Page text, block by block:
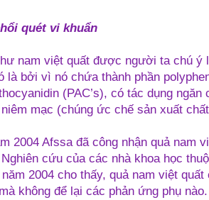
quét vi khuẩn
nam việt quất được người ta chú ý
là bởi vì nó chứa thành phần
(PAC’s), có tác dụng
mạc (chúng ức chế sản xuất
2004 Afssa đã công nhận quả nam
cứu của các nhà khoa học
năm 2004 cho thấy, quả nam việt
không để lại các phản ứng phụ